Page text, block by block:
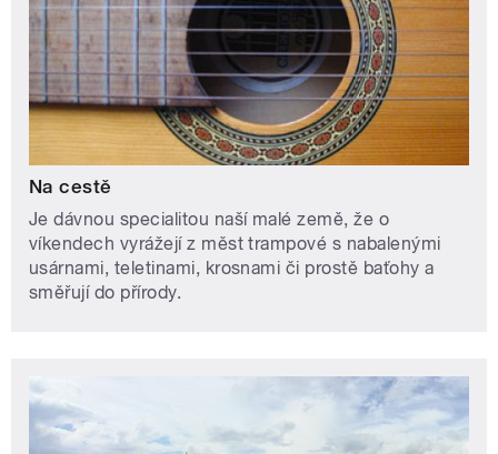
Na cestě
Je dávnou specialitou naší malé země, že o
víkendech vyrážejí z měst trampové s nabalenými
usárnami, teletinami, krosnami či prostě baťohy a
směřují do přírody.